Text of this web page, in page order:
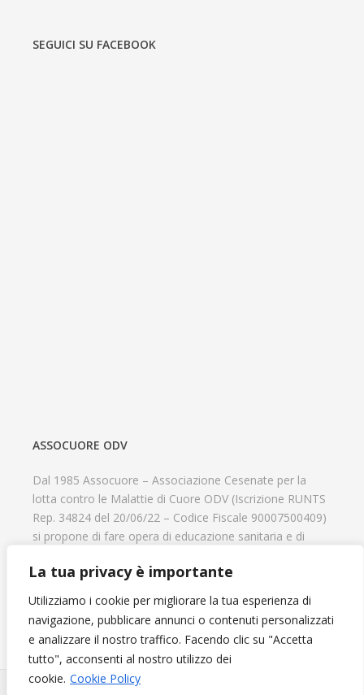
La tua privacy è importante
Utilizziamo i cookie per migliorare la tua esperienza di
navigazione, pubblicare annunci o contenuti personalizzati
e analizzare il nostro traffico. Facendo clic su "Accetta
tutto", acconsenti al nostro utilizzo dei
cookie. Cookie Policy
SEGUICI SU FACEBOOK
ASSOCUORE ODV
Dal 1985 Assocuore – Associazione Cesenate per la
lotta contro le Malattie di Cuore ODV (Iscrizione RUNTS
Rep. 34824 del 20/06/22 – Codice Fiscale 90007500409)
si propone di fare opera di educazione sanitaria e di
psicofisico di tutti coloro che hanno un problema
Diventa Socio e sostieni l'Associazione